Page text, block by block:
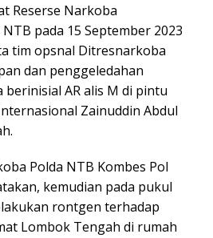
Reserse Narkoba
pada 15 September 2023
tim opsnal Ditresnarkoba
dan penggeledahan
AR alis M di pintu
Zainuddin Abdul
Polda NTB Kombes Pol
kemudian pada pukul
rontgen terhadap
Lombok Tengah di rumah